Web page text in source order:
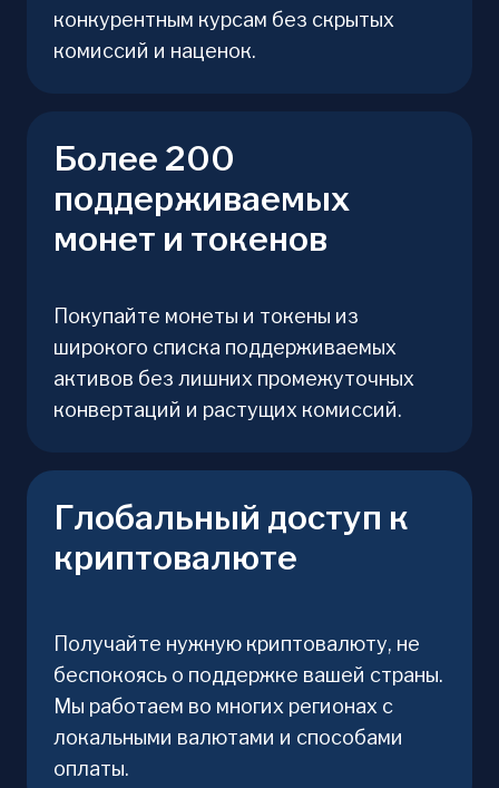
конкурентным курсам без скрытых
комиссий и наценок.
Более 200
поддерживаемых
монет и токенов
Покупайте монеты и токены из
широкого списка поддерживаемых
активов без лишних промежуточных
конвертаций и растущих комиссий.
Глобальный доступ к
криптовалюте
Получайте нужную криптовалюту, не
беспокоясь о поддержке вашей страны.
Мы работаем во многих регионах с
локальными валютами и способами
оплаты.